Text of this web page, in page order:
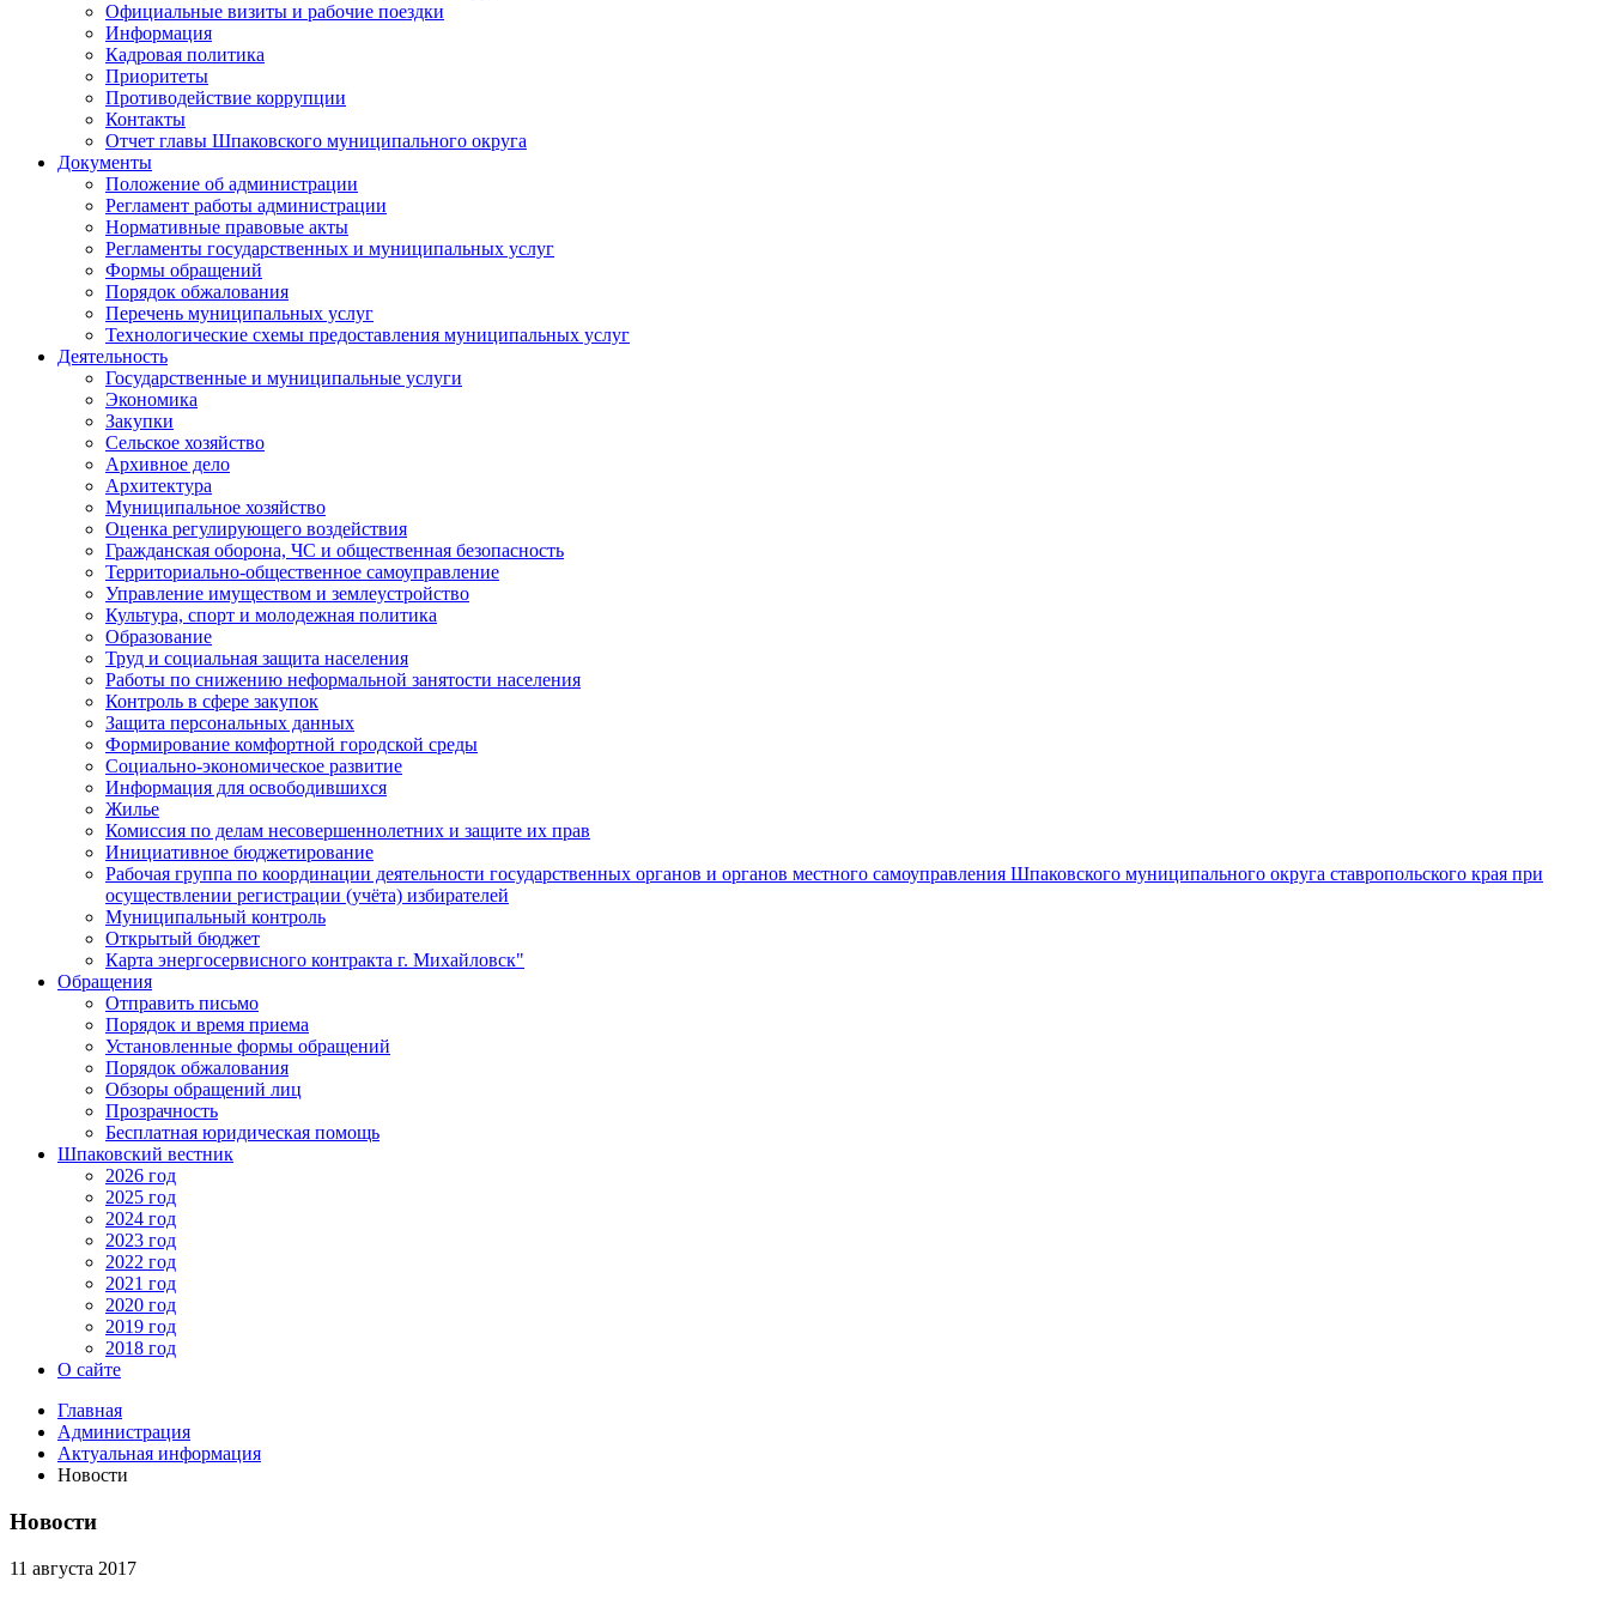
Официальные визиты и рабочие поездки
Информация
Кадровая политика
Приоритеты
Противодействие коррупции
Контакты
Отчет главы Шпаковского муниципального округа
Документы
Положение об администрации
Регламент работы администрации
Нормативные правовые акты
Регламенты государственных и муниципальных услуг
Формы обращений
Порядок обжалования
Перечень муниципальных услуг
Технологические схемы предоставления муниципальных услуг
Деятельность
Государственные и муниципальные услуги
Экономика
Закупки
Сельское хозяйство
Архивное дело
Архитектура
Муниципальное хозяйство
Оценка регулирующего воздействия
Гражданская оборона, ЧС и общественная безопасность
Территориально-общественное самоуправление
Управление имуществом и землеустройство
Культура, спорт и молодежная политика
Образование
Труд и социальная защита населения
Работы по снижению неформальной занятости населения
Контроль в сфере закупок
Защита персональных данных
Формирование комфортной городской среды
Социально-экономическое развитие
Информация для освободившихся
Жилье
Комиссия по делам несовершеннолетних и защите их прав
Инициативное бюджетирование
Рабочая группа по координации деятельности государственных органов и органов местного самоуправления Шпаковского муниципального округа ставропольского края при
осуществлении регистрации (учёта) избирателей
Муниципальный контроль
Открытый бюджет
Карта энергосервисного контракта г. Михайловск"
Обращения
Отправить письмо
Порядок и время приема
Установленные формы обращений
Порядок обжалования
Обзоры обращений лиц
Прозрачность
Бесплатная юридическая помощь
Шпаковский вестник
2026 год
2025 год
2024 год
2023 год
2022 год
2021 год
2020 год
2019 год
2018 год
О сайте
Главная
Администрация
Актуальная информация
Новости
Новости
11 августа 2017